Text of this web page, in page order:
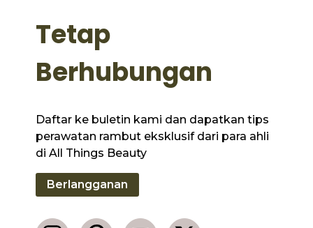
Tetap
Berhubungan
Daftar ke buletin kami dan dapatkan tips
perawatan rambut eksklusif dari para ahli
di All Things Beauty
Berlangganan